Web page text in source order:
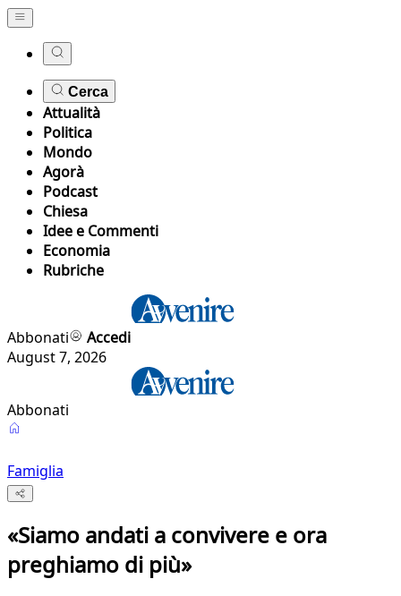
Cerca
Attualità
Politica
Mondo
Agorà
Podcast
Chiesa
Idee e Commenti
Economia
Rubriche
Abbonati
Accedi
August 7, 2026
Abbonati
Famiglia
«Siamo andati a convivere e ora
preghiamo di più»